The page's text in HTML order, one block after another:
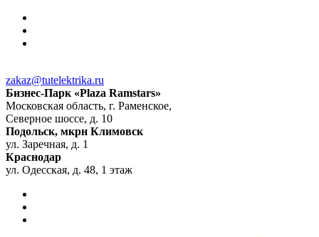
zakaz@tutelektrika.ru
Бизнес-Парк «Plaza Ramstars»
Московская область, г. Раменское,
Северное шоссе, д. 10
Подольск, мкрн Климовск
ул. Заречная, д. 1
Краснодар
ул. Одесская, д. 48, 1 этаж